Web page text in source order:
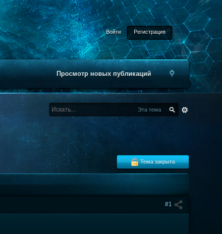
Войти Регистрация
Просмотр новых публикаций
Эта тема
Тема закрыта
#1